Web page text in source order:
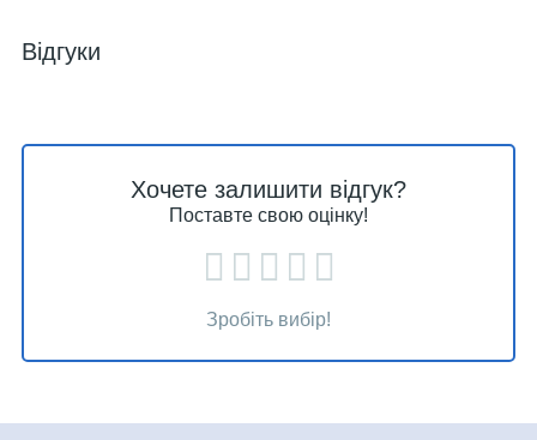
Відгуки
Хочете залишити відгук?
Поставте свою оцінку!
Зробіть вибір!